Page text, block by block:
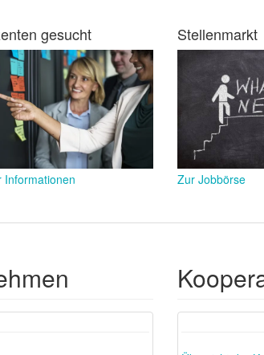
gesucht
Informationen
Stellenmarkt
Zur Jobbörse